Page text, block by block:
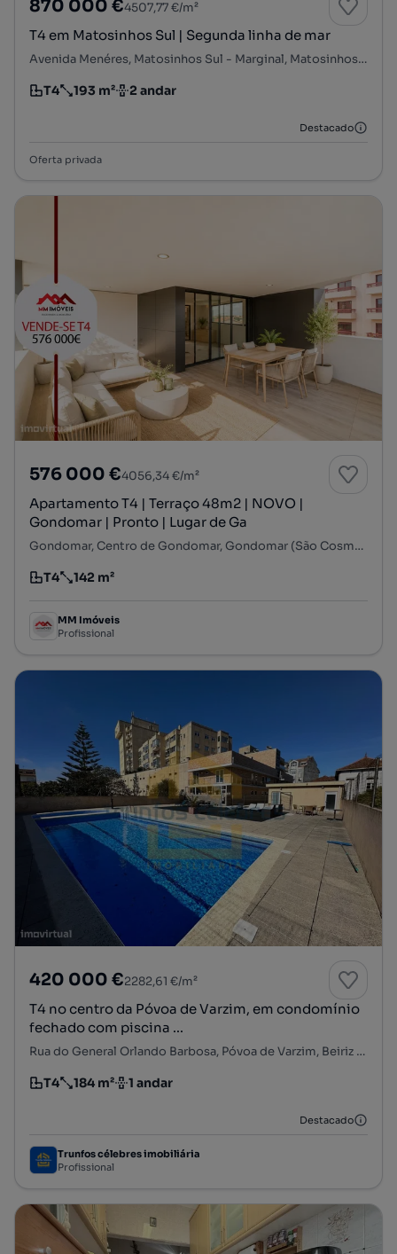
870 000 €4507,77 €/m²
T4 em Matosinhos Sul | Segunda linha de mar
Avenida Menéres, Matosinhos Sul - Marginal, Matosinhos e Leça da Palmeira, Matosinhos, Porto
Tipologia
T4
Preço por metro quadrado
193 m²
Andar 2 andar
Destacado
Oferta privada
576 000 €4056,34 €/m²
Apartamento T4 | Terraço 48m2 | NOVO |
Gondomar | Pronto | Lugar de Ga
Gondomar, Centro de Gondomar, Gondomar (São Cosme), Valbom e Jovim, Gondomar, Porto
Tipologia
T4
Preço por metro quadrado
142 m²
MM Imóveis
Profissional
420 000 €2282,61 €/m²
T4 no centro da Póvoa de Varzim, em condomínio
fechado com piscina ...
Rua do General Orlando Barbosa, Póvoa de Varzim, Beiriz e Argivai, Póvoa de Varzim, Porto
Tipologia
T4
Preço por metro quadrado
184 m²
Andar 1 andar
Destacado
Trunfos célebres imobiliária
Profissional